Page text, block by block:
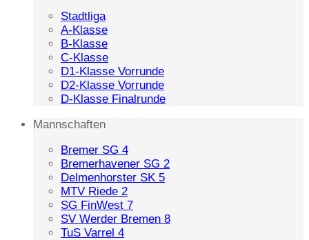
Stadtliga
A-Klasse
B-Klasse
C-Klasse
D1-Klasse Vorrunde
D2-Klasse Vorrunde
D-Klasse Finalrunde
Mannschaften
Bremer SG 4
Bremerhavener SG 2
Delmenhorster SK 5
MTV Riede 2
SG FinWest 7
SV Werder Bremen 8
TuS Varrel 4